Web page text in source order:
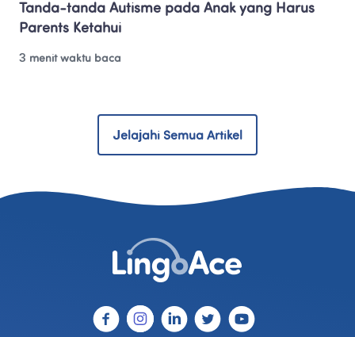
Tanda-tanda Autisme pada Anak yang Harus
Parents Ketahui
3 menit waktu baca
Jelajahi Semua Artikel